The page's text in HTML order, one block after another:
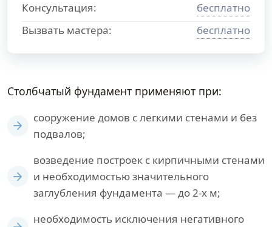
Консультация:
бесплатно
Вызвать мастера:
бесплатно
Столбчатый фундамент применяют при:
сооружение домов с легкими стенами и без
подвалов;
возведение построек с кирпичными стенами
и необходимостью значительного
заглубления фундамента — до 2-х м;
необходимость исключения негативного